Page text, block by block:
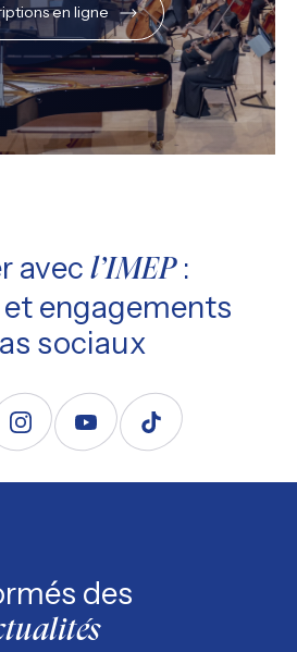
en ligne
avec l’IMEP:
engagements
sociaux
des